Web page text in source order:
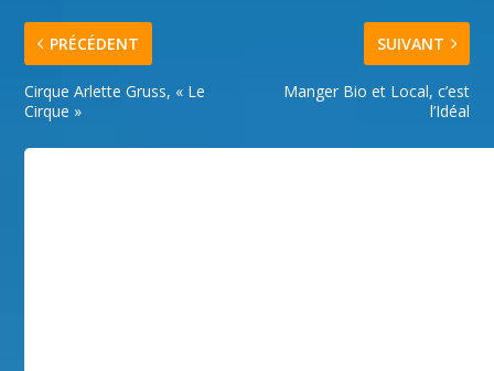
PRÉCÉDENT
Cirque Arlette Gruss, « Le
Cirque »
SUIVANT
Manger Bio et Local, c’est
l’Idéal